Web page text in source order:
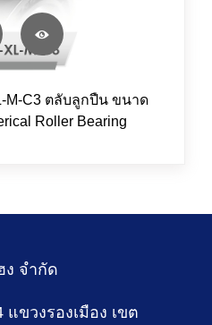
M-C3 ตลับลูกปืน ขนาด
Roller Bearing
ง จำกัด
ขวงรองเมือง เขต